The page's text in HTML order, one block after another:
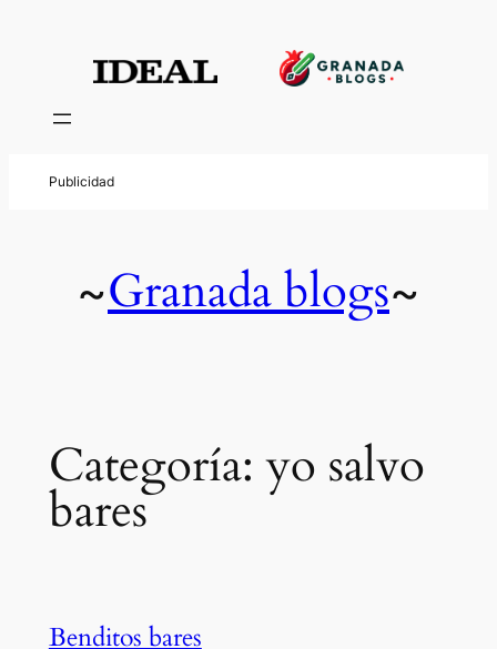
contenido
~Granada blogs~
Categoría:yo salvo
bares
Benditos bares